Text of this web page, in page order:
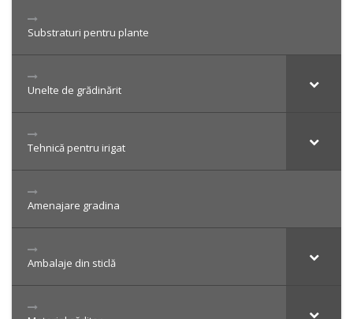
Substraturi pentru plante
Unelte de grădinărit
Tehnică pentru irigat
Amenajare gradina
Ambalaje din sticlă